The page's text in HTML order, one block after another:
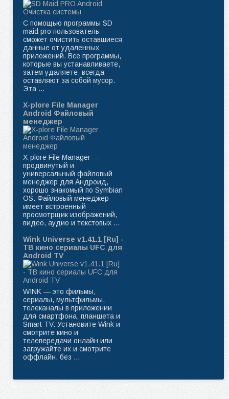
С помощью программы SD
maid pro пользователь
сможет очистить оставшиеся
данные от удаленных
приложений. Все программы,
которые вы устанавливаете,
затем удаляете, всегда
оставляют за собой мусор.
Эта ...
X-plore File Manager
Android Файловый
менеджер
X-plore File Manager —
продвинутый и
универсальный файловый
менеджер для Андроид,
хорошо знакомый по Symbian
OS. Файловый менеджер
имеет встроенный
просмотрщик изображений,
видео, аудио и текстовых ...
Wink Universe v1.41.1 [Ru] -
ТВ кино сериалы UFC для
Android TV
WINK — это фильмы,
сериалы, мультфильмы,
телеканалы в приложении
для смартфона, планшета и
Smart TV. Установите Wink и
смотрите кино и
телепередачи онлайн или
загружайте их и смотрите
oффлайн, без ...